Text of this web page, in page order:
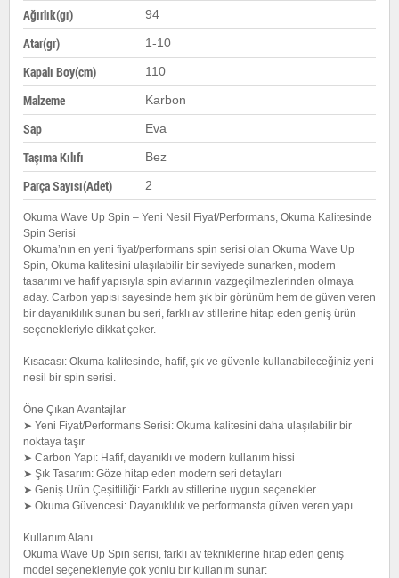
Ağırlık(gr) 94
Atar(gr) 1-10
Kapalı Boy(cm) 110
Malzeme Karbon
Sap Eva
Taşıma Kılıfı Bez
Parça Sayısı(Adet) 2
Okuma Wave Up Spin – Yeni Nesil Fiyat/Performans, Okuma Kalitesinde
Spin Serisi
Okuma’nın en yeni fiyat/performans spin serisi olan Okuma Wave Up
Spin, Okuma kalitesini ulaşılabilir bir seviyede sunarken, modern
tasarımı ve hafif yapısıyla spin avlarının vazgeçilmezlerinden olmaya
aday. Carbon yapısı sayesinde hem şık bir görünüm hem de güven veren
bir dayanıklılık sunan bu seri, farklı av stillerine hitap eden geniş ürün
seçenekleriyle dikkat çeker.
Kısacası: Okuma kalitesinde, hafif, şık ve güvenle kullanabileceğiniz yeni
nesil bir spin serisi.
Öne Çıkan Avantajlar
➤ Yeni Fiyat/Performans Serisi: Okuma kalitesini daha ulaşılabilir bir
noktaya taşır
➤ Carbon Yapı: Hafif, dayanıklı ve modern kullanım hissi
➤ Şık Tasarım: Göze hitap eden modern seri detayları
➤ Geniş Ürün Çeşitliliği: Farklı av stillerine uygun seçenekler
➤ Okuma Güvencesi: Dayanıklılık ve performansta güven veren yapı
Kullanım Alanı
Okuma Wave Up Spin serisi, farklı av tekniklerine hitap eden geniş
model seçenekleriyle çok yönlü bir kullanım sunar: